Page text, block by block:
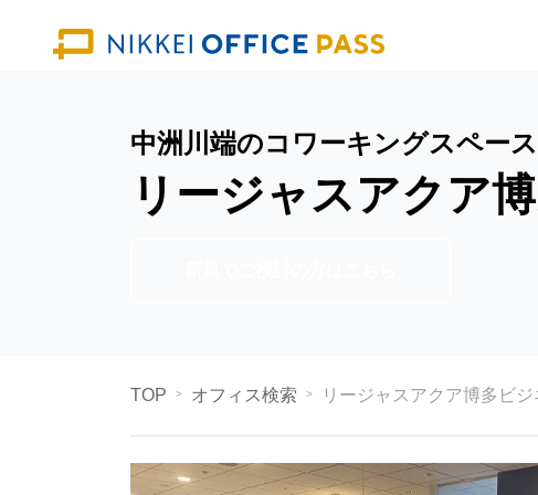
中洲川端のコワーキングスペース
リージャスアクア
TOP オフィス検索 リージャスアクア博多ビ